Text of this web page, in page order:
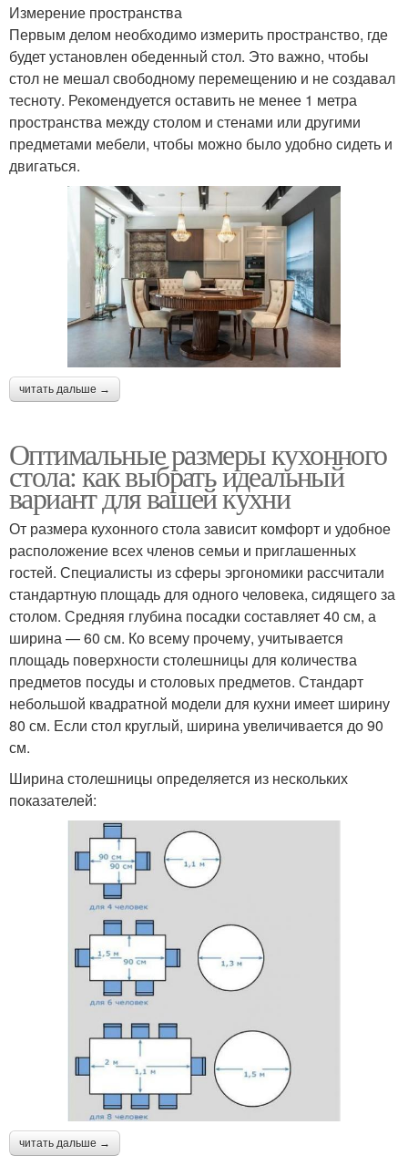
Измерение пространства
Первым делом необходимо измерить пространство, где
будет установлен обеденный стол. Это важно, чтобы
стол не мешал свободному перемещению и не создавал
тесноту. Рекомендуется оставить не менее 1 метра
пространства между столом и стенами или другими
предметами мебели, чтобы можно было удобно сидеть и
двигаться.
читать дальше →
Оптимальные размеры кухонного
стола: как выбрать идеальный
вариант для вашей кухни
От размера кухонного стола зависит комфорт и удобное
расположение всех членов семьи и приглашенных
гостей. Специалисты из сферы эргономики рассчитали
стандартную площадь для одного человека, сидящего за
столом. Средняя глубина посадки составляет 40 см, а
ширина — 60 см. Ко всему прочему, учитывается
площадь поверхности столешницы для количества
предметов посуды и столовых предметов. Стандарт
небольшой квадратной модели для кухни имеет ширину
80 см. Если стол круглый, ширина увеличивается до 90
см.
Ширина столешницы определяется из нескольких
показателей:
читать дальше →